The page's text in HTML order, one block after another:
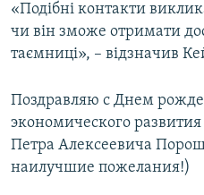
«Подібні контакти
чи він зможе отримати
таємниці», – відзначив
Поздравляю с Днем
экономического
Петра Алексеевича
наилучшие пожелания!)